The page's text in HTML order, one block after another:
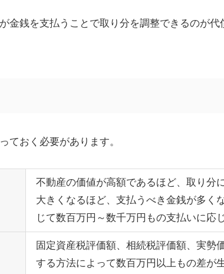
銭を支払うことで取り分を調整できるのが代
ておく必要があります。
不動産の価値が高額であるほど、取り分
大きくなるほど、支払うべき金銭が多く
じて数百万円～数千万円もの支払いに応
固定資産税評価額、相続税評価額、実勢
する方法によって数百万円以上もの差が